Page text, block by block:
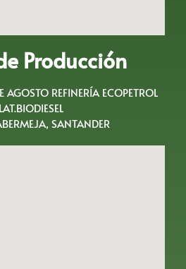
Producción
REFINERÍA ECOPETROL
SANTANDER